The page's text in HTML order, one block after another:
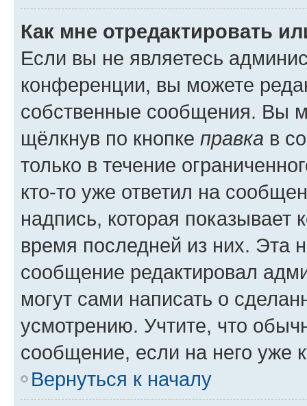
Как мне отредактировать
Если вы не являетесь
конференции, вы можете
собственные сообщения. Вы
щёлкнув по кнопке правка в
только в течение
кто-то уже ответил на
надпись, которая показывает
время последней из них. Эта
сообщение редактировал
могут сами написать о
усмотрению. Учтите, что
сообщение, если на него уже
Вернуться к началу